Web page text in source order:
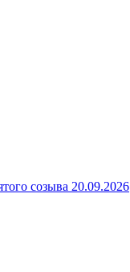
созыва 20.09.2026